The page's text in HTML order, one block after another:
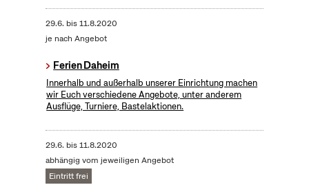
29.6. bis11.8.2020
je nach Angebot
Ferien Daheim
Innerhalb und außerhalb unserer Einrichtung machen
wir Euch verschiedene Angebote, unter anderem
Ausflüge, Turniere, Bastelaktionen.
29.6. bis11.8.2020
abhängig vom jeweiligen Angebot
Eintritt frei